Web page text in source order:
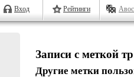
Вход Рейтинги
Записи с меткой тр
Другие метки